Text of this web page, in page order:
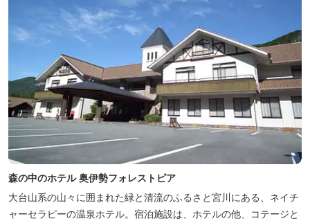
森の中のホテル 奥伊勢フォレストピア
大台山系の山々に囲まれた緑と清流のふるさと宮川にある、ネイチ
ャーセラピーの温泉ホテル。宿泊施設は、ホテルの他、コテージと